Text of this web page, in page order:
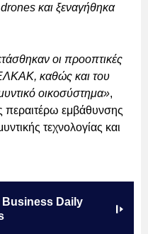
και ξεναγήθηκα
οι προοπτικές
καθώς και του
οικοσύστημα»,
περαιτέρω εμβάθυνσης
τεχνολογίας και
Business Daily